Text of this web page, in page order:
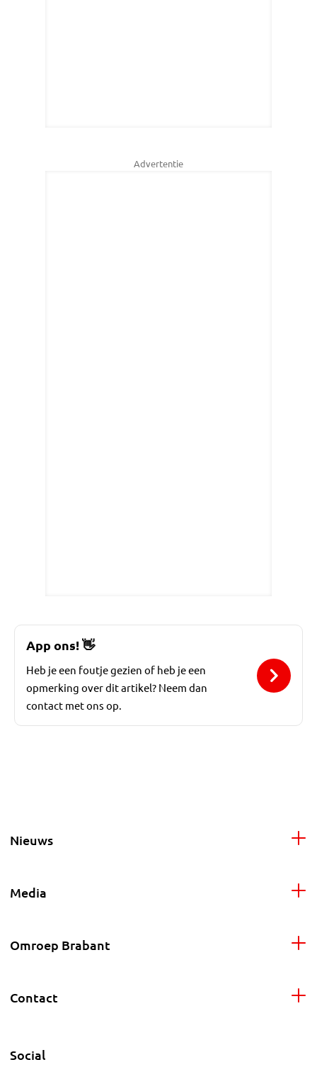
Advertentie
App ons!👋
Heb je een foutje gezien of heb je een
opmerking over dit artikel? Neem dan
contact met ons op.
Nieuws
Media
Omroep Brabant
Contact
Social